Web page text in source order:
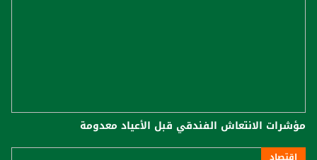
مؤشرات الانتعاش الفندقي قبل الأعياد معدومة